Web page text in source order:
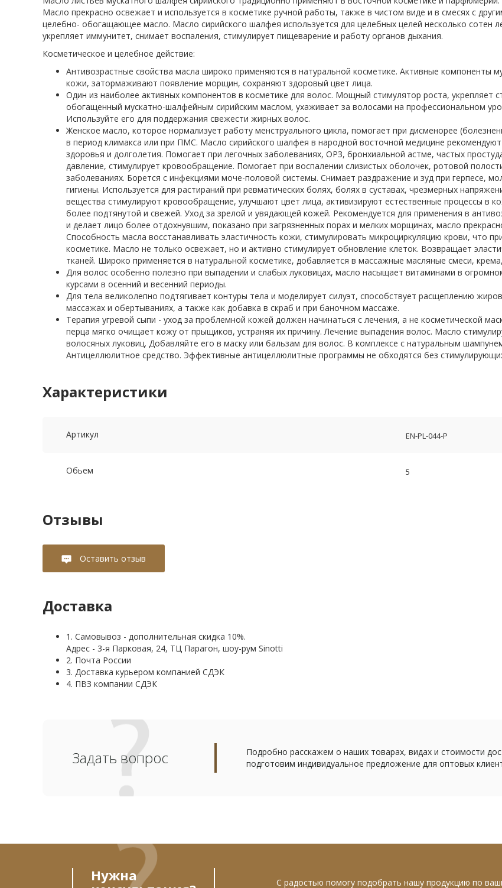
Масло прекрасно освежает и используется в косметике ручной работы, также в чистом виде и в смесях с
целебно- обогащающее масло. Масло сирийского шалфея используется для целебных целей несколько сотен
укрепляет иммунитет, снимает воспаления, стимулирует пищеварение и работу органов дыхания.
Косметическое и целебное действие:
Антивозрастные свойства масла широко применяются в натуральной косметике. Активные компоненты
кожи, затормаживают появление морщин, сохраняют здоровый цвет лица.
Один из наиболее активных компонентов в косметике для волос. Мощный стимулятор роста, укрепляет
обогащенный мускатно-шалфейным сирийским маслом, ухаживает за волосами на профессиональном
Используйте его для поддержания свежести жирных волос.
Женское масло, которое нормализует работу менструального цикла, помогает при дисменорее
в период климакса или при ПМС. Масло сирийского шалфея в народной восточной медицине
здоровья и долголетия. Помогает при легочных заболеваниях, ОРЗ, бронхиальной астме, частых
давление, стимулирует кровообращение. Помогает при воспалении слизистых оболочек, ротовой
заболеваниях. Борется с инфекциями моче-половой системы. Снимает раздражение и зуд при герпесе,
гигиены. Используется для растираний при ревматических болях, болях в суставах, чрезмерных
вещества стимулируют кровообращение, улучшают цвет лица, активизируют естественные процессы в
более подтянутой и свежей. Уход за зрелой и увядающей кожей. Рекомендуется для применения в
и делает лицо более отдохнувшим, показано при загрязненных порах и мелких морщинах, масло
Способность масла восстанавливать эластичность кожи, стимулировать микроциркуляцию крови, что
косметике. Масло не только освежает, но и активно стимулирует обновление клеток. Возвращает
тканей. Широко применяется в натуральной косметике, добавляется в массажные масляные смеси,
Для волос особенно полезно при выпадении и слабых луковицах, масло насыщает витаминами в
курсами в осенний и весенний периоды.
Для тела великолепно подтягивает контуры тела и моделирует силуэт, способствует расщеплению
массажах и обертываниях, а также как добавка в скраб и при баночном массаже.
Терапия угревой сыпи - уход за проблемной кожей должен начинаться с лечения, а не косметической
перца мягко очищает кожу от прыщиков, устраняя их причину. Лечение выпадения волос. Масло
волосяных луковиц. Добавляйте его в маску или бальзам для волос. В комплексе с натуральным
Антицеллюлитное средство. Эффективные антицеллюлитные программы не обходятся без
Характеристики
Артикул EN-PL-044-P
Обьем 5
Отзывы
Оставить отзыв
Доставка
1. Самовывоз - дополнительная скидка 10%.
Адрес - 3-я Парковая, 24, ТЦ Парагон, шоу-рум Sinotti
2. Почта России
3. Доставка курьером компанией СДЭК
4. ПВЗ компании СДЭК
Задать вопрос
Подробно расскажем о наших товарах, видах и стоимости
подготовим индивидуальное предложение для оптовых
Нужна
С радостью помогу подобрать нашу продукцию по